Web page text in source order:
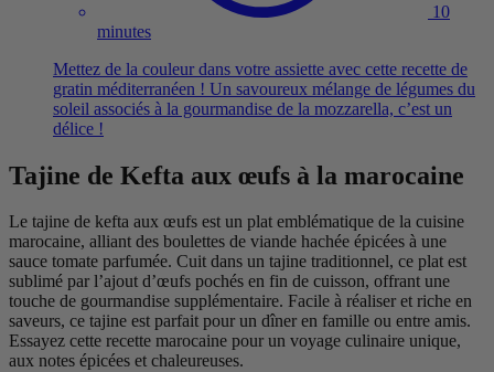
10
minutes
Mettez de la couleur dans votre assiette avec cette recette de
gratin méditerranéen ! Un savoureux mélange de légumes du
soleil associés à la gourmandise de la mozzarella, c’est un
délice !
Tajine de Kefta aux œufs à la marocaine
Le tajine de kefta aux œufs est un plat emblématique de la cuisine
marocaine, alliant des boulettes de viande hachée épicées à une
sauce tomate parfumée. Cuit dans un tajine traditionnel, ce plat est
sublimé par l’ajout d’œufs pochés en fin de cuisson, offrant une
touche de gourmandise supplémentaire. Facile à réaliser et riche en
saveurs, ce tajine est parfait pour un dîner en famille ou entre amis.
Essayez cette recette marocaine pour un voyage culinaire unique,
aux notes épicées et chaleureuses.